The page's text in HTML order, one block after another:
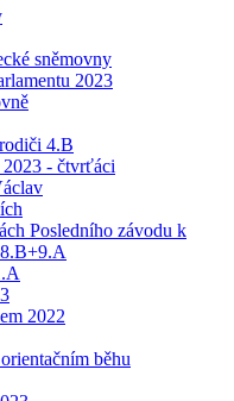
sněmovny
2023
4.B
- čtvrťáci
Posledního závodu k
2022
běhu